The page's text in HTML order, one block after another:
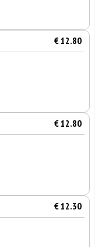
€ 12.80
€ 12.80
€ 12.30